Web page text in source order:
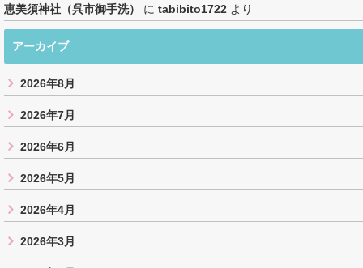
恵美須神社（呉市御手洗） に tabibito1722 より
アーカイブ
2026年8月
2026年7月
2026年6月
2026年5月
2026年4月
2026年3月